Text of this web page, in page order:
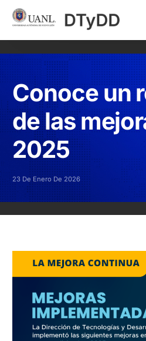
Conoce un
de las
2025
23 De Enero De 2026